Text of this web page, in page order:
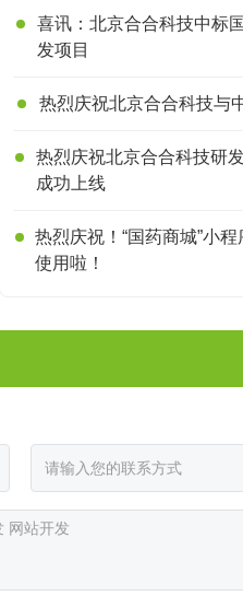
喜讯：北京合合科技中标
发项目
热烈庆祝北京合合科技与
热烈庆祝北京合合科技研
成功上线
热烈庆祝！“国药商城”小
使用啦！